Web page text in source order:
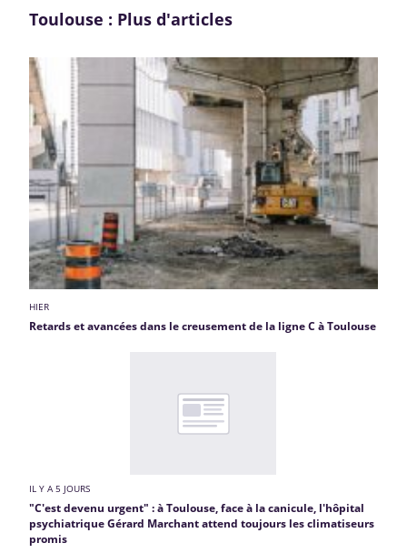
Toulouse : Plus d'articles
HIER
Retards et avancées dans le creusement de la ligne C à Toulouse
IL Y A 5 JOURS
"C'est devenu urgent" : à Toulouse, face à la canicule, l'hôpital
psychiatrique Gérard Marchant attend toujours les climatiseurs
promis